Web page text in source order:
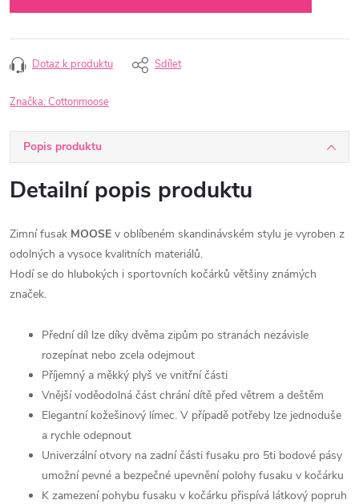
Dotaz k produktu Sdílet
Značka: Cottonmoose
Popis produktu
Detailní popis produktu
Zimní fusak MOOSE v oblíbeném skandinávském stylu je vyroben z
odolných a vysoce kvalitních materiálů.
Hodí se do hlubokých i sportovních kočárků většiny známých
značek.
Přední díl lze díky dvěma zipům po stranách nezávisle
rozepínat nebo zcela odejmout
Příjemný a měkký plyš ve vnitřní části
Vnější voděodolná část chrání dítě před větrem a deštěm
Elegantní kožešinový límec. V případě potřeby lze jednoduše
a rychle odepnout
Univerzální otvory na zadní části fusaku pro 5ti bodové pásy
umožní pevné a bezpečné upevnění polohy fusaku v kočárku
K zamezení pohybu fusaku v kočárku přispívá látkový popruh